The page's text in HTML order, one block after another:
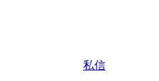
私信